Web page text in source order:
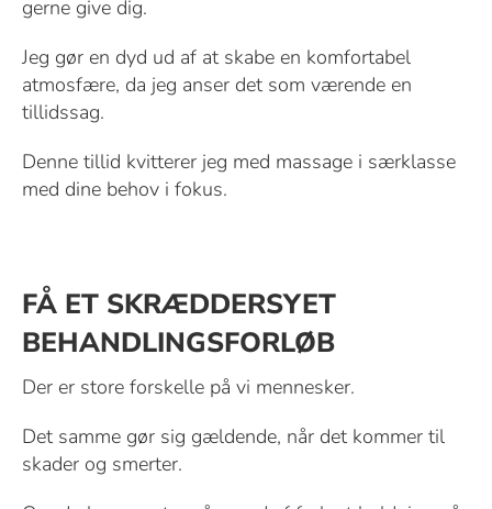
gerne give dig.
Jeg gør en dyd ud af at skabe en komfortabel
atmosfære, da jeg anser det som værende en
tillidssag.
Denne tillid kvitterer jeg med massage i særklasse
med dine behov i fokus.
FÅ ET SKRÆDDERSYET
BEHANDLINGSFORLØB
Der er store forskelle på vi mennesker.
Det samme gør sig gældende, når det kommer til
skader og smerter.